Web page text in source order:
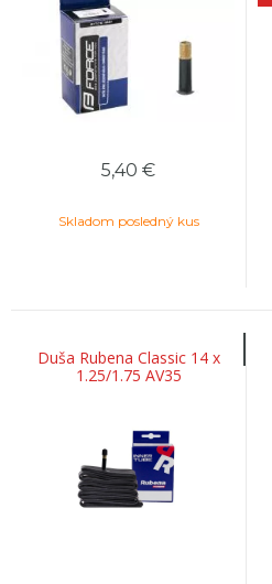
5,40 €
Skladom posledný kus
Duša Rubena Classic 14 x
1.25/1.75 AV35